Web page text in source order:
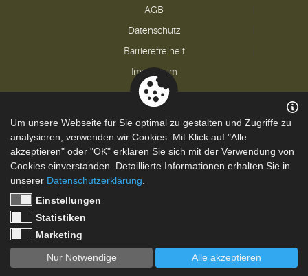
AGB
Datenschutz
Barrierefreiheit
Impressum
Powered by Translate
BESTPREISBUCHUNG
Um unsere Webseite für Sie optimal zu gestalten und Zugriffe zu
analysieren, verwenden wir Cookies. Mit Klick auf "Alle
akzeptieren" oder "OK" erklären Sie sich mit der Verwendung von
Cookies einverstanden. Detaillierte Informationen erhalten Sie in
unserer Datenschutzerklärung
Einstellungen
Statistiken
Marketing
Nur Notwendige Alle akzeptieren